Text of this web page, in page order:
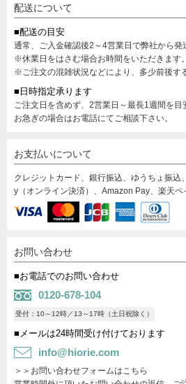
配送について
■配送の目安
通常、ご入金確認後2～4営業日で弊社から発
※休業日をはさむ場合お時間をいただきます。
※ご注文の混雑状況などにより、多少前後す
■日時指定承ります
ご注文日を含めず、2営業日～最長1週間を目
お急ぎの場合はお電話にてご相談下さい。
お支払いについて
クレジットカード、銀行振込、ゆうちょ振込
y（オンライン決済）、Amazon Pay、楽天ペ
お問い合わせ
■お電話でのお問い合わせ
0120-678-104
受付：10～12時／13～17時（土日祝除く）
■メールは24時間受け付けております
info@hiorie.com
＞＞お問い合わせフォームはこちら